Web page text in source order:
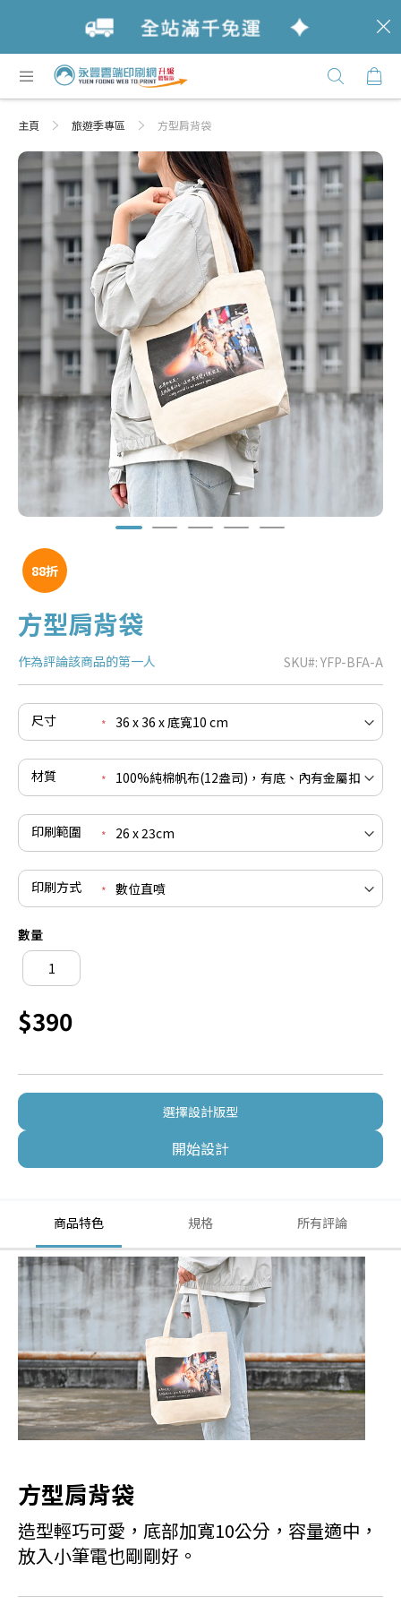
過
到
容
主頁 旅遊季專區 方型肩背袋
方型肩背袋
作為評論該商品的第一人 SKU YFP-BFA-A
尺寸
材質
印刷範圍
印刷方式
數量
$390
開始設計
選擇設計版型
Skip
to
the
of
the
images
gallery
Skip
to
the
beginning
of
the
images
gallery
88折
商品特色
方型肩背袋
造型輕巧可愛，底部加寬10公分，容量適中，
放入小筆電也剛剛好。
規格 所有評論